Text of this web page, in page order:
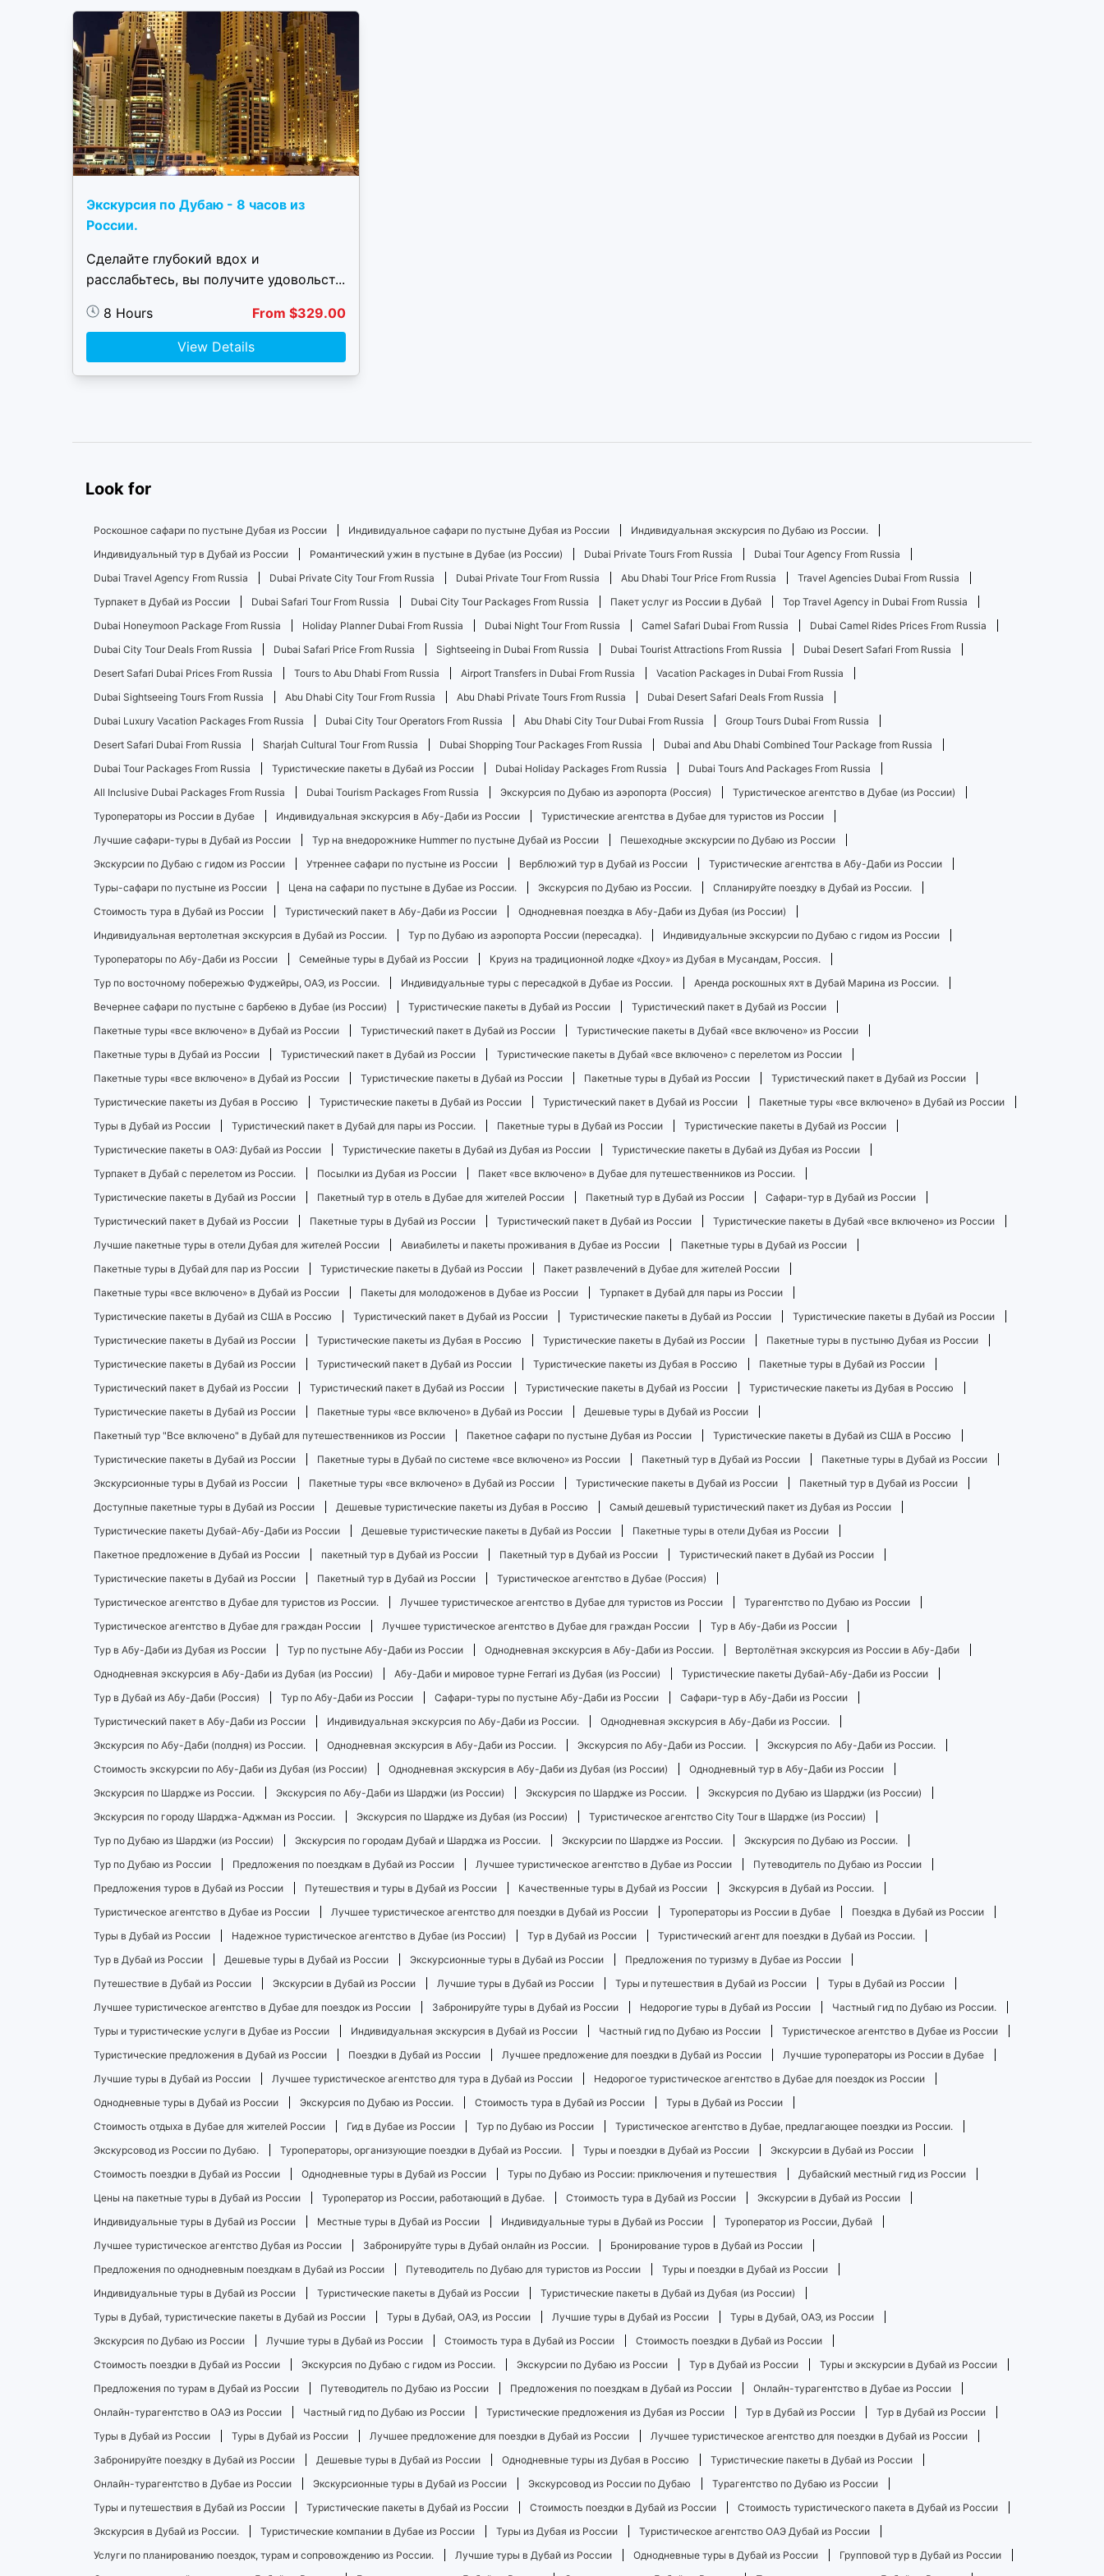
Экскурсия по Дубаю - 8 часов из
России.
Сделайте глубокий вдох и
расслабьтесь, вы получите удовольст...
8 Hours From $329.00
View Details
Look for
Роскошное сафари по пустыне Дубая из России Индивидуальное сафари по пустыне Дубая из России
Индивидуальная экскурсия по Дубаю из России.
Индивидуальный тур в Дубай из России
Романтический ужин в пустыне в Дубае (из России) Dubai Private Tours From Russia
Dubai Tour Agency From Russia
Dubai Travel Agency From Russia
Dubai Private City Tour From Russia Dubai Private Tour From Russia Abu Dhabi Tour Price From Russia
Travel Agencies Dubai From Russia
Турпакет в Дубай из России
Dubai Safari Tour From Russia Dubai City Tour Packages From Russia Пакет услуг из России в Дубай
Top Travel Agency in Dubai From Russia
Dubai Honeymoon Package From Russia
Holiday Planner Dubai From Russia Dubai Night Tour From Russia Camel Safari Dubai From Russia
Dubai Camel Rides Prices From Russia
Dubai City Tour Deals From Russia
Dubai Safari Price From Russia Sightseeing in Dubai From Russia Dubai Tourist Attractions From Russia
Dubai Desert Safari From Russia
Desert Safari Dubai Prices From Russia
Tours to Abu Dhabi From Russia Airport Transfers in Dubai From Russia
Vacation Packages in Dubai From Russia
Dubai Sightseeing Tours From Russia
Abu Dhabi City Tour From Russia Abu Dhabi Private Tours From Russia
Dubai Desert Safari Deals From Russia
Dubai Luxury Vacation Packages From Russia
Dubai City Tour Operators From Russia Abu Dhabi City Tour Dubai From Russia
Group Tours Dubai From Russia
Desert Safari Dubai From Russia
Sharjah Cultural Tour From Russia Dubai Shopping Tour Packages From Russia
Dubai and Abu Dhabi Combined Tour Package from Russia
Dubai Tour Packages From Russia
Туристические пакеты в Дубай из России Dubai Holiday Packages From Russia
Dubai Tours And Packages From Russia
All Inclusive Dubai Packages From Russia
Dubai Tourism Packages From Russia Экскурсия по Дубаю из аэропорта (Россия)
Туристическое агентство в Дубае (из России)
Туроператоры из России в Дубае
Индивидуальная экскурсия в Абу-Даби из России
Туристические агентства в Дубае для туристов из России
Лучшие сафари-туры в Дубай из России
Тур на внедорожнике Hummer по пустыне Дубай из России
Пешеходные экскурсии по Дубаю из России
Экскурсии по Дубаю с гидом из России
Утреннее сафари по пустыне из России Верблюжий тур в Дубай из России
Туристические агентства в Абу-Даби из России
Туры-сафари по пустыне из России
Цена на сафари по пустыне в Дубае из России. Экскурсия по Дубаю из России.
Спланируйте поездку в Дубай из России.
Стоимость тура в Дубай из России
Туристический пакет в Абу-Даби из России
Однодневная поездка в Абу-Даби из Дубая (из России)
Индивидуальная вертолетная экскурсия в Дубай из России.
Тур по Дубаю из аэропорта России (пересадка).
Индивидуальные экскурсии по Дубаю с гидом из России
Туроператоры по Абу-Даби из России
Семейные туры в Дубай из России
Круиз на традиционной лодке «Дхоу» из Дубая в Мусандам, Россия.
Тур по восточному побережью Фуджейры, ОАЭ, из России.
Индивидуальные туры с пересадкой в ​​Дубае из России.
Аренда роскошных яхт в Дубай Марина из России.
Вечернее сафари по пустыне с барбекю в Дубае (из России)
Туристические пакеты в Дубай из России
Туристический пакет в Дубай из России
Пакетные туры «все включено» в Дубай из России
Туристический пакет в Дубай из России
Туристические пакеты в Дубай «все включено» из России
Пакетные туры в Дубай из России
Туристический пакет в Дубай из России
Туристические пакеты в Дубай «все включено» с перелетом из России
Пакетные туры «все включено» в Дубай из России
Туристические пакеты в Дубай из России Пакетные туры в Дубай из России
Туристический пакет в Дубай из России
Туристические пакеты из Дубая в Россию
Туристические пакеты в Дубай из России Туристический пакет в Дубай из России
Пакетные туры «все включено» в Дубай из России
Туры в Дубай из России
Туристический пакет в Дубай для пары из России. Пакетные туры в Дубай из России
Туристические пакеты в Дубай из России
Туристические пакеты в ОАЭ: Дубай из России
Туристические пакеты в Дубай из Дубая из России
Туристические пакеты в Дубай из Дубая из России
Турпакет в Дубай с перелетом из России.
Посылки из Дубая из России
Пакет «все включено» в Дубае для путешественников из России.
Туристические пакеты в Дубай из России
Пакетный тур в отель в Дубае для жителей России Пакетный тур в Дубай из России
Сафари-тур в Дубай из России
Туристический пакет в Дубай из России
Пакетные туры в Дубай из России Туристический пакет в Дубай из России
Туристические пакеты в Дубай «все включено» из России
Лучшие пакетные туры в отели Дубая для жителей России
Авиабилеты и пакеты проживания в Дубае из России
Пакетные туры в Дубай из России
Пакетные туры в Дубай для пар из России
Туристические пакеты в Дубай из России
Пакет развлечений в Дубае для жителей России
Пакетные туры «все включено» в Дубай из России
Пакеты для молодоженов в Дубае из России
Турпакет в Дубай для пары из России
Туристические пакеты в Дубай из США в Россию
Туристический пакет в Дубай из России Туристические пакеты в Дубай из России
Туристические пакеты в Дубай из России
Туристические пакеты в Дубай из России
Туристические пакеты из Дубая в Россию Туристические пакеты в Дубай из России
Пакетные туры в пустыню Дубая из России
Туристические пакеты в Дубай из России
Туристический пакет в Дубай из России Туристические пакеты из Дубая в Россию
Пакетные туры в Дубай из России
Туристический пакет в Дубай из России
Туристический пакет в Дубай из России Туристические пакеты в Дубай из России
Туристические пакеты из Дубая в Россию
Туристические пакеты в Дубай из России
Пакетные туры «все включено» в Дубай из России
Дешевые туры в Дубай из России
Пакетный тур "Все включено" в Дубай для путешественников из России
Пакетное сафари по пустыне Дубая из России
Туристические пакеты в Дубай из США в Россию
Туристические пакеты в Дубай из России
Пакетные туры в Дубай по системе «все включено» из России Пакетный тур в Дубай из России
Пакетные туры в Дубай из России
Экскурсионные туры в Дубай из России
Пакетные туры «все включено» в Дубай из России Туристические пакеты в Дубай из России
Пакетный тур в Дубай из России
Доступные пакетные туры в Дубай из России
Дешевые туристические пакеты из Дубая в Россию
Самый дешевый туристический пакет из Дубая из России
Туристические пакеты Дубай-Абу-Даби из России
Дешевые туристические пакеты в Дубай из России
Пакетные туры в отели Дубая из России
Пакетное предложение в Дубай из России
пакетный тур в Дубай из России Пакетный тур в Дубай из России
Туристический пакет в Дубай из России
Туристические пакеты в Дубай из России
Пакетный тур в Дубай из России
Туристическое агентство в Дубае (Россия)
Туристическое агентство в Дубае для туристов из России.
Лучшее туристическое агентство в Дубае для туристов из России
Турагентство по Дубаю из России
Туристическое агентство в Дубае для граждан России
Лучшее туристическое агентство в Дубае для граждан России
Тур в Абу-Даби из России
Тур в Абу-Даби из Дубая из России
Тур по пустыне Абу-Даби из России Однодневная экскурсия в Абу-Даби из России.
Вертолётная экскурсия из России в Абу-Даби
Однодневная экскурсия в Абу-Даби из Дубая (из России)
Абу-Даби и мировое турне Ferrari из Дубая (из России)
Туристические пакеты Дубай-Абу-Даби из России
Тур в Дубай из Абу-Даби (Россия)
Тур по Абу-Даби из России Сафари-туры по пустыне Абу-Даби из России
Сафари-тур в Абу-Даби из России
Туристический пакет в Абу-Даби из России
Индивидуальная экскурсия по Абу-Даби из России.
Однодневная экскурсия в Абу-Даби из России.
Экскурсия по Абу-Даби (полдня) из России.
Однодневная экскурсия в Абу-Даби из России. Экскурсия по Абу-Даби из России.
Экскурсия по Абу-Даби из России.
Стоимость экскурсии по Абу-Даби из Дубая (из России)
Однодневная экскурсия в Абу-Даби из Дубая (из России)
Однодневный тур в Абу-Даби из России
Экскурсия по Шардже из России.
Экскурсия по Абу-Даби из Шарджи (из России) Экскурсия по Шардже из России.
Экскурсия по Дубаю из Шарджи (из России)
Экскурсия по городу Шарджа-Аджман из России.
Экскурсия по Шардже из Дубая (из России)
Туристическое агентство City Tour в Шардже (из России)
Тур по Дубаю из Шарджи (из России)
Экскурсия по городам Дубай и Шарджа из России. Экскурсии по Шардже из России.
Экскурсия по Дубаю из России.
Тур по Дубаю из России
Предложения по поездкам в Дубай из России Лучшее туристическое агентство в Дубае из России
Путеводитель по Дубаю из России
Предложения туров в Дубай из России
Путешествия и туры в Дубай из России Качественные туры в Дубай из России
Экскурсия в Дубай из России.
Туристическое агентство в Дубае из России
Лучшее туристическое агентство для поездки в Дубай из России Туроператоры из России в Дубае
Поездка в Дубай из России
Туры в Дубай из России
Надежное туристическое агентство в Дубае (из России) Тур в Дубай из России
Туристический агент для поездки в Дубай из России.
Тур в Дубай из России
Дешевые туры в Дубай из России Экскурсионные туры в Дубай из России
Предложения по туризму в Дубае из России
Путешествие в Дубай из России
Экскурсии в Дубай из России Лучшие туры в Дубай из России Туры и путешествия в Дубай из России
Туры в Дубай из России
Лучшее туристическое агентство в Дубае для поездок из России
Забронируйте туры в Дубай из России Недорогие туры в Дубай из России
Частный гид по Дубаю из России.
Туры и туристические услуги в Дубае из России
Индивидуальная экскурсия в Дубай из России Частный гид по Дубаю из России
Туристическое агентство в Дубае из России
Туристические предложения в Дубай из России
Поездки в Дубай из России Лучшее предложение для поездки в Дубай из России
Лучшие туроператоры из России в Дубае
Лучшие туры в Дубай из России
Лучшее туристическое агентство для тура в Дубай из России
Недорогое туристическое агентство в Дубае для поездок из России
Однодневные туры в Дубай из России
Экскурсия по Дубаю из России. Стоимость тура в Дубай из России
Туры в Дубай из России
Стоимость отдыха в Дубае для жителей России
Гид в Дубае из России Тур по Дубаю из России
Туристическое агентство в Дубае, предлагающее поездки из России.
Экскурсовод из России по Дубаю.
Туроператоры, организующие поездки в Дубай из России. Туры и поездки в Дубай из России
Экскурсии в Дубай из России
Стоимость поездки в Дубай из России
Однодневные туры в Дубай из России Туры по Дубаю из России: приключения и путешествия
Дубайский местный гид из России
Цены на пакетные туры в Дубай из России
Туроператор из России, работающий в Дубае. Стоимость тура в Дубай из России
Экскурсии в Дубай из России
Индивидуальные туры в Дубай из России
Местные туры в Дубай из России Индивидуальные туры в Дубай из России
Туроператор из России, Дубай
Лучшее туристическое агентство Дубая из России
Забронируйте туры в Дубай онлайн из России.
Бронирование туров в Дубай из России
Предложения по однодневным поездкам в Дубай из России
Путеводитель по Дубаю для туристов из России
Туры и поездки в Дубай из России
Индивидуальные туры в Дубай из России
Туристические пакеты в Дубай из России
Туристические пакеты в Дубай из Дубая (из России)
Туры в Дубай, туристические пакеты в Дубай из России
Туры в Дубай, ОАЭ, из России Лучшие туры в Дубай из России
Туры в Дубай, ОАЭ, из России
Экскурсия по Дубаю из России
Лучшие туры в Дубай из России Стоимость тура в Дубай из России
Стоимость поездки в Дубай из России
Стоимость поездки в Дубай из России
Экскурсия по Дубаю с гидом из России. Экскурсии по Дубаю из России Тур в Дубай из России
Туры и экскурсии в Дубай из России
Предложения по турам в Дубай из России
Путеводитель по Дубаю из России Предложения по поездкам в Дубай из России
Онлайн-турагентство в Дубае из России
Онлайн-турагентство в ОАЭ из России
Частный гид по Дубаю из России Туристические предложения из Дубая из России Тур в Дубай из России
Тур в Дубай из России
Туры в Дубай из России
Туры в Дубай из России Лучшее предложение для поездки в Дубай из России
Лучшее туристическое агентство для поездки в Дубай из России
Забронируйте поездку в Дубай из России
Дешевые туры в Дубай из России Однодневные туры из Дубая в Россию
Туристические пакеты в Дубай из России
Онлайн-турагентство в Дубае из России
Экскурсионные туры в Дубай из России Экскурсовод из России по Дубаю
Турагентство по Дубаю из России
Туры и путешествия в Дубай из России
Туристические пакеты в Дубай из России Стоимость поездки в Дубай из России
Стоимость туристического пакета в Дубай из России
Экскурсия в Дубай из России.
Туристические компании в Дубае из России Туры из Дубая из России
Туристическое агентство ОАЭ Дубай из России
Услуги по планированию поездок, турам и сопровождению из России.
Лучшие туры в Дубай из России Однодневные туры в Дубай из России
Групповой тур в Дубай из России